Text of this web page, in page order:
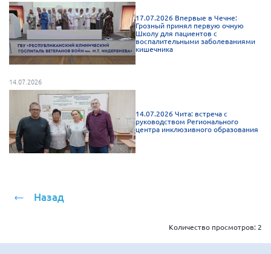
Архангельская область
Брянская область
Владимирская область
Волгоградская область
Воронежская область
Ивановская область
Калининградская область
Кемеровская область
Красноярский край
17.07.2026 Впервые в Чечне:
Грозный принял первую очную
Школу для пациентов с
воспалительными заболеваниями
кишечника
14.07.2026
14.07.2026 Чита: встреча с
руководством Регионального
центра инклюзивного образования
Назад
Количество просмотров: 2